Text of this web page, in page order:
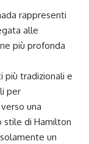
rappresenti
alle
più profonda
più tradizionali e
per
una
stile di Hamilton
un